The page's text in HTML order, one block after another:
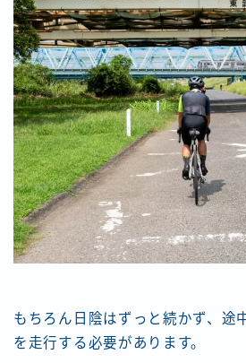
もちろん日陰はずっと続かず、途
を走行する必要があります。